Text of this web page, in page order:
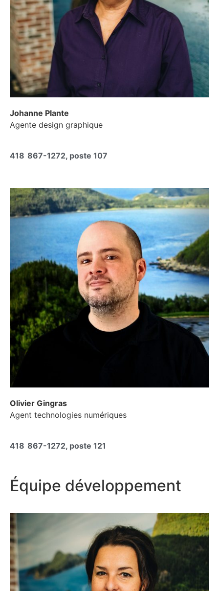
Johanne Plante
Agente design graphique
418 867-1272, poste 107
Olivier Gingras
Agent technologies numériques
418 867-1272, poste 121
Équipe développement